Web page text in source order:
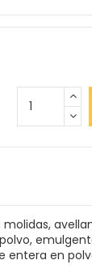
entera en